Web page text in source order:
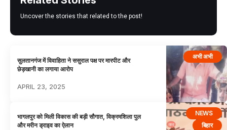
Uncover the stories that related to the post!
अभी अभी
सुलतानगंज में विवाहिता ने ससुराल पक्ष पर मारपीट और
छेड़खानी का लगाया आरोप
APRIL 23, 2025
NEWS
बिहार
भागलपुर को मिली विकास की बड़ी सौगात, विक्रमशिला पुल
और मरीन ड्राइव का ऐलान